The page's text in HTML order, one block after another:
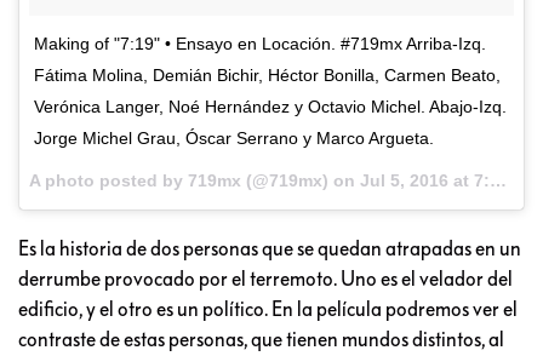
Making of "7:19" • Ensayo en Locación. #719mx Arriba-Izq.
Fátima Molina, Demián Bichir, Héctor Bonilla, Carmen Beato,
Verónica Langer, Noé Hernández y Octavio Michel. Abajo-Izq.
Jorge Michel Grau, Óscar Serrano y Marco Argueta.
A photo posted by 719mx (@719mx) on Jul 5, 2016 at 7:09am PDT
Es la historia de dos personas que se quedan atrapadas en un
derrumbe provocado por el terremoto. Uno es el velador del
edificio, y el otro es un político. En la película podremos ver el
contraste de estas personas, que tienen mundos distintos, al